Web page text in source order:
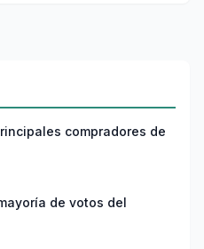
compradores de
de votos del